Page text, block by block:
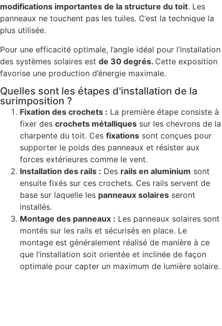
modifications importantes de la structure du toit. Les
panneaux ne touchent pas les tuiles. C’est la technique la
plus utilisée.
Pour une efficacité optimale, l’angle idéal pour l’installation
des systèmes solaires est de 30 degrés. Cette exposition
favorise une production d’énergie maximale.
Quelles sont les étapes d'installation de la
surimposition ?
Fixation des crochets : La première étape consiste à
fixer des crochets métalliques sur les chevrons de la
charpente du toit. Ces fixations sont conçues pour
supporter le poids des panneaux et résister aux
forces extérieures comme le vent.
Installation des rails : Des rails en aluminium sont
ensuite fixés sur ces crochets. Ces rails servent de
base sur laquelle les panneaux solaires seront
installés.
Montage des panneaux : Les panneaux solaires sont
montés sur les rails et sécurisés en place. Le
montage est généralement réalisé de manière à ce
que l’installation soit orientée et inclinée de façon
optimale pour capter un maximum de lumière solaire.